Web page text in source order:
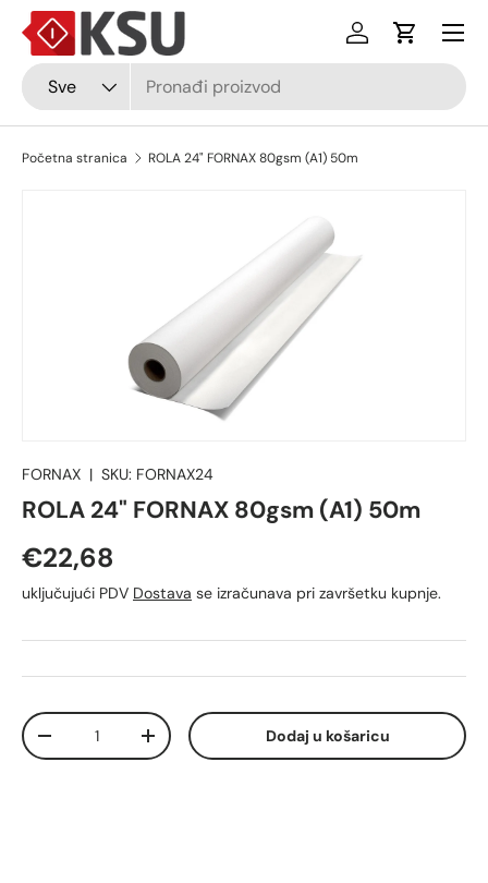
Preskočiti na sadržaj
Pretraži
Vrsta
Sve
PrijavaKošarica
Početna stranica ROLA 24" FORNAX 80gsm (A1) 50m
Preskočiti na informacije o proizvodu
FORNAX | SKU: FORNAX24
ROLA 24" FORNAX 80gsm (A1) 50m
Redovna cijena
€22,68
uključujući PDV Dostava se izračunava pri završetku kupnje.
Količina
Smanji količinuPovećaj količinuDodaj u košaricu